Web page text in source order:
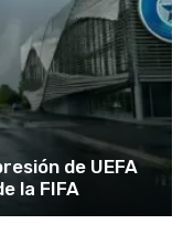
de UEFA
la FIFA